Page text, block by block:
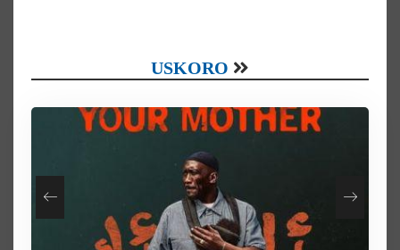
USKORO